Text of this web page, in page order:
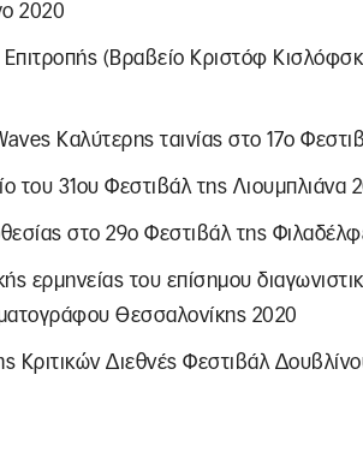
2020
Επιτροπής (Βραβείο Κριστόφ
Καλύτερης ταινίας στο 17ο
του 31ου Φεστιβάλ της Λιουμπλιάνα
στο 29ο Φεστιβάλ της
ερμηνείας του επίσημου
Θεσσαλονίκης 2020
Κριτικών Διεθνές Φεστιβάλ